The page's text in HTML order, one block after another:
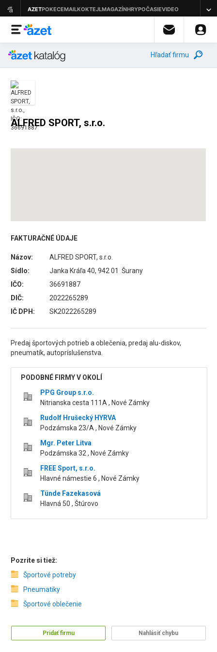
Hľadať firmu
ALFRED SPORT, s.r.o.
FAKTURAČNÉ ÚDAJE
Názov:
ALFRED SPORT, s.r.o.
Sídlo:
Janka Kráľa 40, 942 01 Šurany
IČO:
36691887
DIČ:
2022265289
IČ DPH:
SK2022265289
Predaj športových potrieb a oblečenia, predaj alu-diskov,
pneumatík, autopríslušenstva.
PODOBNÉ FIRMY V OKOLÍ
PPG Group s.r.o.
Nitrianska cesta 111A , Nové Zámky
Rudolf Hrušecký HYRVA
Podzámska 23/A , Nové Zámky
Mgr. Peter Litva
Podzámska 32 , Nové Zámky
FREE Sport, s.r.o.
Hlavné námestie 6 , Nové Zámky
Tünde Fazekasová
Hlavná 50 , Štúrovo
Pozrite si tiež:
Športové potreby
Pneumatiky
Športové oblečenie
Pridať firmu Nahlásiť chybu